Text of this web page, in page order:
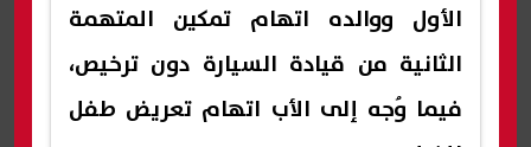
الأول ووالده اتهام تمكين المتهمة
الثانية من قيادة السيارة دون ترخيص،
فيما وُجه إلى الأب اتهام تعريض طفل